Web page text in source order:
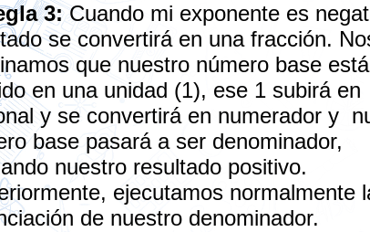
3:Cuando mi exponente es
se convertirá en una fracción.
que nuestro número base está
en una unidad (1), ese 1 subirá en
y se convertirá en numerador y
base pasará a ser denominador,
nuestro resultado positivo.
ejecutamos normalmente
de nuestro denominador.